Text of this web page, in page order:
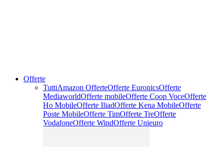
Offerte
TuttiAmazon OfferteOfferte EuronicsOfferte
MediaworldOfferte mobileOfferte Coop VoceOfferte
Ho MobileOfferte IliadOfferte Kena MobileOfferte
Poste MobileOfferte TimOfferte TreOfferte
VodafoneOfferte WindOfferte Unieuro